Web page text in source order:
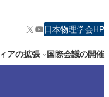
X YouTube
日本物理学会HP
アの拡張 国際会議の開催